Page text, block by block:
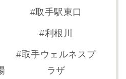
取手駅東口
利根川
取手ウェルネスプ
ラザ